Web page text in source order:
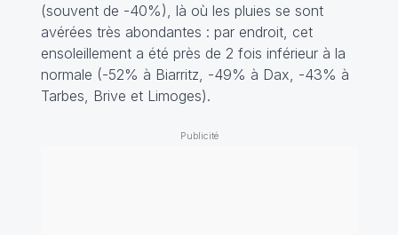
(souvent de -40%), là où les pluies se sont
avérées très abondantes : par endroit, cet
ensoleillement a été près de 2 fois inférieur à la
normale (-52% à Biarritz, -49% à Dax, -43% à
Tarbes, Brive et Limoges).